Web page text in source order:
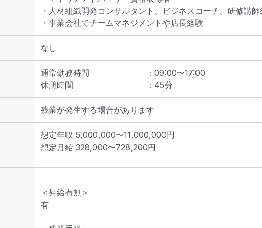
・人材組織開発コンサルタント、ビジネスコーチ、研修講
・事業会社でチームマネジメントや店長経験
なし
通常勤務時間 ： 09:00〜17:00
休憩時間
： 45分
残業が発生する場合があります
想定年収 5,000,000〜11,000,000円
想定月給 328,000〜728,200円
＜昇給有無＞
有